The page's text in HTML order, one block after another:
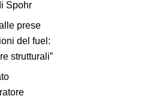
Spohr
prese
del fuel:
strutturali”